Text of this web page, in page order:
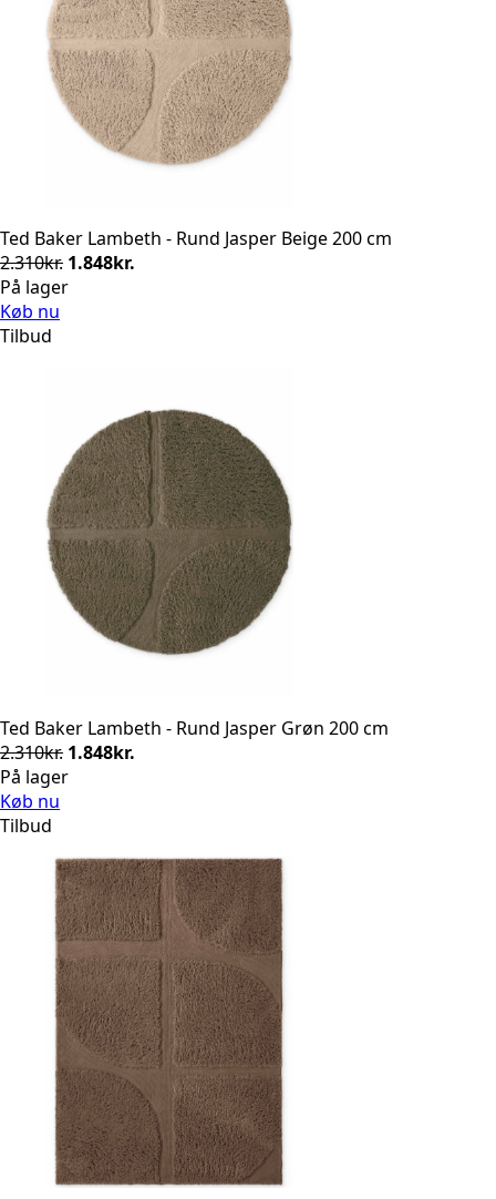
Ted Baker Lambeth - Rund Jasper Beige 200 cm
2.310kr. Den
oprindelige
1.848kr.
På lager
Køb nu
Tilbud
Ted Baker Lambeth - Rund Jasper Grøn 200 cm
2.310kr. Den
oprindelige
1.848kr.
På lager
Køb nu
Tilbud